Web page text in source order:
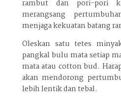
rambut dan pori-pori
merangsang
menjaga kekuatan batang
Oleskan satu tetes
pangkal bulu mata setiap
mata atau cotton bud.
akan mendorong
lebih lentik dan tebal.